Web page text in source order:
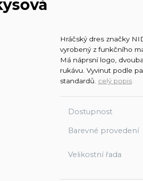
Hráčský dres značky
vyrobený z funkčního
Má náprsní logo,
rukávu. Vyvinut podle
standardů. celý popis
Dostupnost
Barevné provedení
Velikostní řada